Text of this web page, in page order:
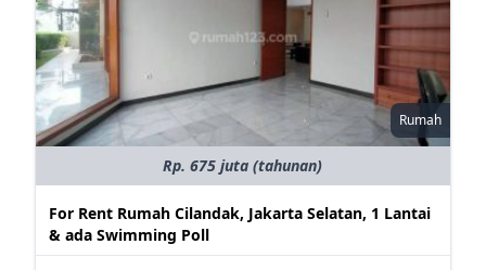
Rumah
Rp. 675 juta (tahunan)
For Rent Rumah Cilandak, Jakarta Selatan, 1 Lantai
& ada Swimming Poll